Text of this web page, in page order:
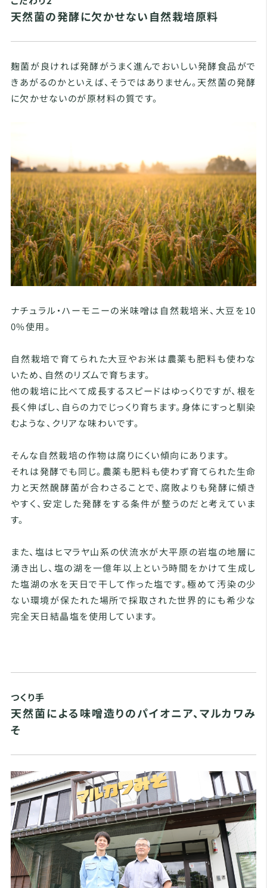
天然菌の発酵に欠かせない自然栽培原料
麹菌が良ければ発酵がうまく進んでおいしい発酵食品がで
きあがるのかといえば、そうではありません。天然菌の発酵
に欠かせないのが原材料の質です。
ナチュラル・ハーモニーの米味噌は自然栽培米、大豆を10
0%使用。
自然栽培で育てられた大豆やお米は農薬も肥料も使わな
いため、自然のリズムで育ちます。
他の栽培に比べて成長するスピードはゆっくりですが、根を
長く伸ばし、自らの力でじっくり育ちます。身体にすっと馴染
むような、クリアな味わいです。
そんな自然栽培の作物は腐りにくい傾向にあります。
それは発酵でも同じ。農薬も肥料も使わず育てられた生命
力と天然醗酵菌が合わさることで、腐敗よりも発酵に傾き
やすく、安定した発酵をする条件が整うのだと考えていま
す。
また、塩はヒマラヤ山系の伏流水が大平原の岩塩の地層に
湧き出し、塩の湖を一億年以上という時間をかけて生成し
た塩湖の水を天日で干して作った塩です。極めて汚染の少
ない環境が保たれた場所で採取された世界的にも希少な
完全天日結晶塩を使用しています。
つくり手
天然菌による味噌造りのパイオニア、マルカワみ
そ